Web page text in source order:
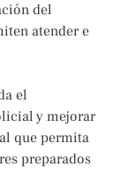
del
atender e
el
y mejorar
que permita
preparados